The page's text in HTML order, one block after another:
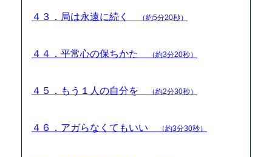
４３．局は永遠に続く （約5分20秒）
４４．平常心の保ちかた （約3分20秒）
４５．もう１人の自分を （約2分30秒）
４６．アガらなくてもいい （約3分30秒）